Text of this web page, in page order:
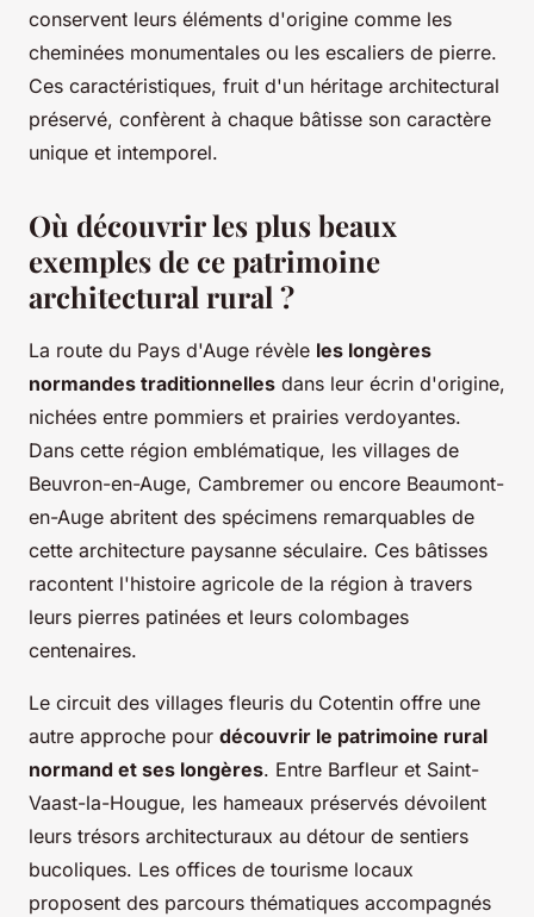
conservent leurs éléments d'origine comme les
cheminées monumentales ou les escaliers de pierre.
Ces caractéristiques, fruit d'un héritage architectural
préservé, confèrent à chaque bâtisse son caractère
unique et intemporel.
Où découvrir les plus beaux
exemples de ce patrimoine
architectural rural ?
La route du Pays d'Auge révèle les longères
normandes traditionnelles dans leur écrin d'origine,
nichées entre pommiers et prairies verdoyantes.
Dans cette région emblématique, les villages de
Beuvron-en-Auge, Cambremer ou encore Beaumont-
en-Auge abritent des spécimens remarquables de
cette architecture paysanne séculaire. Ces bâtisses
racontent l'histoire agricole de la région à travers
leurs pierres patinées et leurs colombages
centenaires.
Le circuit des villages fleuris du Cotentin offre une
autre approche pour découvrir le patrimoine rural
normand et ses longères. Entre Barfleur et Saint-
Vaast-la-Hougue, les hameaux préservés dévoilent
leurs trésors architecturaux au détour de sentiers
bucoliques. Les offices de tourisme locaux
proposent des parcours thématiques accompagnés